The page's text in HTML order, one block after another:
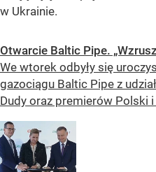
w Ukrainie.
Otwarcie Baltic Pipe.
We wtorek odbyły się
gazociągu Baltic Pipe z
Dudy oraz premierów Polski i